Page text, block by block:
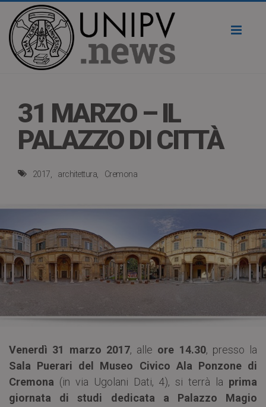
31 MARZO – IL
PALAZZO DI CITTÀ
2017 architettura Cremona
Venerdì 31 marzo 2017, alle ore 14.30, presso la
Sala Puerari del Museo Civico Ala Ponzone di
Cremona (in via Ugolani Dati, 4), si terrà la prima
giornata di studi dedicata a Palazzo Magio